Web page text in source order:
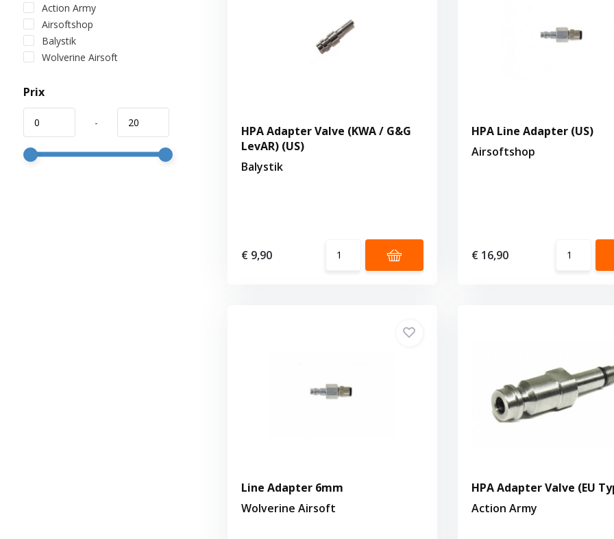
Action Army
Airsoftshop
Balystik
Wolverine Airsoft
Prix
-
HPA Adapter Valve (KWA / G&G
LevAR) (US)
Balystik
€ 9,90
HPA Line Adapter (US)
Airsoftshop
€ 16,90
Line Adapter 6mm
Wolverine Airsoft
HPA Adapter Valve (EU
Action Army